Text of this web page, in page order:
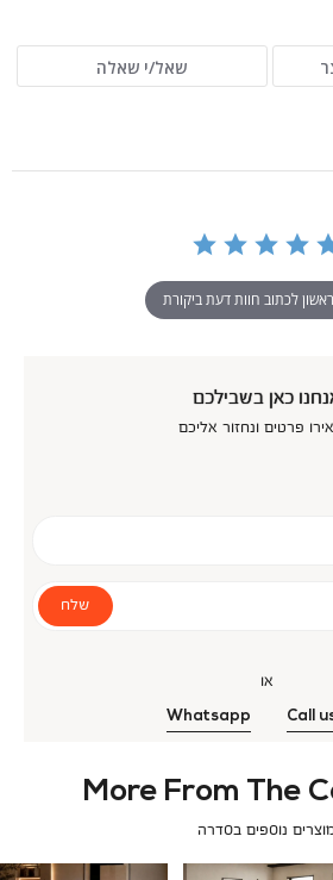
שאל/י שאלה
לכתוב חוות דעת ביקורת
כאן בשבילכם
פרטים ונחזור אליכם
שלח
או
Call
Whatsapp
More From The
נוספים בסדרה